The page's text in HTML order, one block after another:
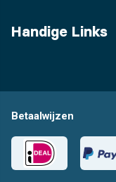
Handige Links
Betaalwijzen